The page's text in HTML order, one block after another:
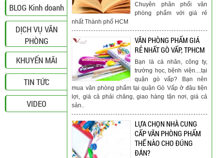
BLOG Kinh doanh
DỊCH VỤ VĂN
PHÒNG
KHUYẾN MÃI
TIN TỨC
VIDEO
Chuyên phân phối văn
phòng phẩm với giá rẻ
nhất Thành phố HCM
VĂN PHÒNG PHẨM GIÁ
RẺ NHẤT GÒ VẤP, TPHCM
Bạn là cá nhân, công ty,
trường học, bệnh viện....tại
quận gò vấp? Bạn nên
mua văn phòng phẩm tại quận Gò Vấp ở đâu tiện
lợi, giá cả phải chăng, giao hàng tận nơi, giá cả
sản..
LỰA CHỌN NHÀ CUNG
CẤP VĂN PHÒNG PHẨM
THẾ NÀO CHO ĐÚNG
ĐẮN?